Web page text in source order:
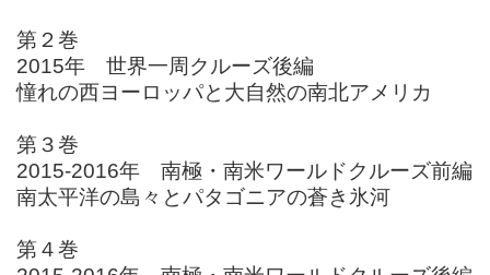
第２巻
2015年 世界一周クルーズ後編
憧れの西ヨーロッパと大自然の南北アメリカ
第３巻
2015-2016年 南極・南米ワールドクルーズ前編
南太平洋の島々とパタゴニアの蒼き氷河
第４巻